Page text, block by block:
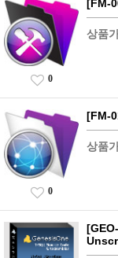
[FM-
상품
0
[FM-
상품
0